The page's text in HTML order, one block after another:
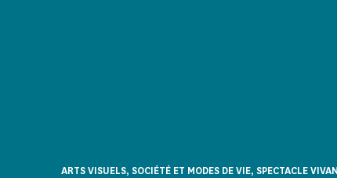
ARTS VISUELS, SOCIÉTÉ ET MODES DE VIE, SPECTACLE